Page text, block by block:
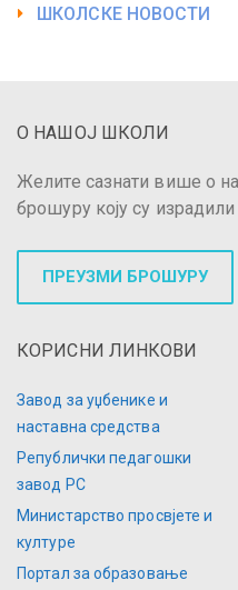
ШКОЛСКЕ НОВОСТИ
О НАШОЈ ШКОЛИ
Желите сазнати више о
брошуру коју су
ПРЕУЗМИ БРОШУРУ
КОРИСНИ ЛИНКОВИ
Завод за уџбенике и
наставна средства
Републички педагошки
завод РС
Министарство просвјете и
културе
Портал за образовање